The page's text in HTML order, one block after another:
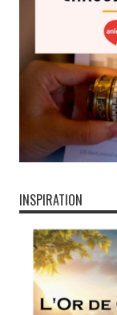
INSPIRATION